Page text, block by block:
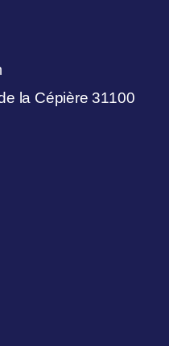
la Cépière 31100